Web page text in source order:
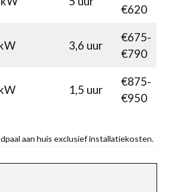
€620
3,6 uur
€675-
€790
1,5 uur
€875-
€950
aan huis exclusief installatiekosten.